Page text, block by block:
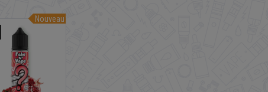
Nouveau